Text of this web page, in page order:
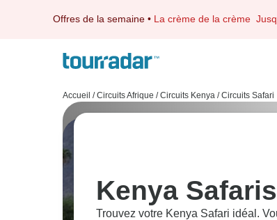
Offres de la semaine • La crème de la crème
Accueil / Circuits Afrique / Circuits Kenya / Circuits Safari
Kenya
Trouvez votre Kenya Safari idéal.